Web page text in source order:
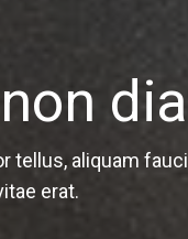
tellus, aliquam
erat.